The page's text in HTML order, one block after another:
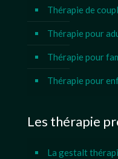
Thérapie de
Thérapie pour
Thérapie pour
Thérapie pour
Les thérapie
La gestalt